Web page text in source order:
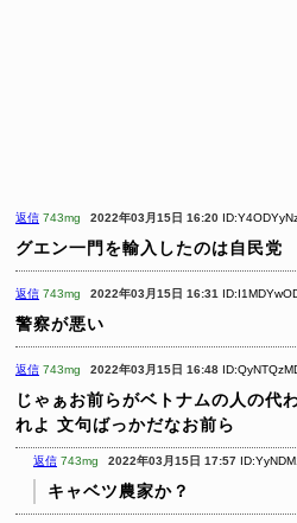
返信 743mg 2022年03月15日 16:20
グエン一門を輸入したのは自民党
返信 743mg 2022年03月15日 16:31
警察が悪い
返信 743mg 2022年03月15日 16:48
じゃぁお前らがベトナムの人の代
れよ 文句ばっかだなお前ら
返信 743mg 2022年03月15日 17:57
キャベツ農家か？